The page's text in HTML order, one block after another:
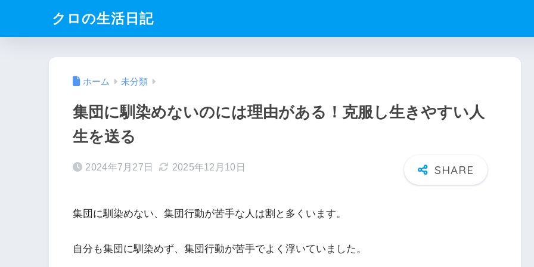
クロの生活日記
ホーム 未分類
集団に馴染めないのには理由がある！克服し生きやすい人
生を送る
2024年7月27日 2025年12月10日
集団に馴染めない、集団行動が苦手な人は割と多くいます。
自分も集団に馴染めず、集団行動が苦手でよく浮いていました。